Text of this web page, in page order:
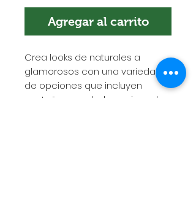
Agregar al carrito
Crea looks de naturales a
glamorosos con una variedad
de opciones que incluyen
pestañas anudados y sin nudos.